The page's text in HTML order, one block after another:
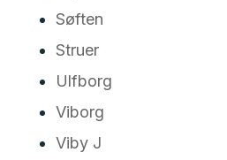
Søften
Struer
Ulfborg
Viborg
Viby J